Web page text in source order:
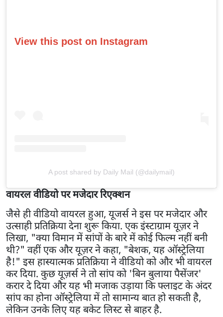
View this post on Instagram
A post shared by Daily Mail (@dailymail)
वायरल वीडियो पर मजेदार रिएक्शन
जैसे ही वीडियो वायरल हुआ, यूजर्स ने इस पर मजेदार और
उत्साही प्रतिक्रिया देना शुरू किया. एक इंस्टाग्राम यूज़र ने
लिखा, "क्या विमान में सांपों के बारे में कोई फिल्म नहीं बनी
थी?" वहीं एक और यूज़र ने कहा, "बेशक, यह ऑस्ट्रेलिया
है!" इस हास्यात्मक प्रतिक्रिया ने वीडियो को और भी वायरल
कर दिया. कुछ यूज़र्स ने तो सांप को 'बिन बुलाया पैसेंजर'
करार दे दिया और यह भी मजाक उड़ाया कि फ्लाइट के अंदर
सांप का होना ऑस्ट्रेलिया में तो सामान्य बात हो सकती है,
लेकिन उनके लिए यह बकेट लिस्ट से बाहर है.